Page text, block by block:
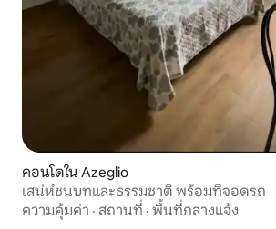
คอนโดใน Azeglio
เสน่ห์ชนบทและธรรมชาติ พร้อมที่จอดรถ
ความคุ้มค่า · สถานที่ · พื้นที่กลางแจ้ง